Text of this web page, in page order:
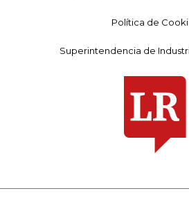
Política de
Superintendencia de